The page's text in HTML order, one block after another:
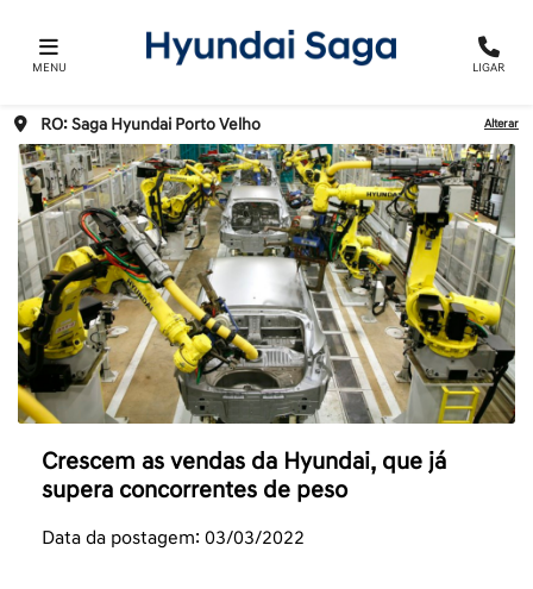
MENU LIGAR
RO: Saga Hyundai Porto Velho Alterar
Crescem as vendas da Hyundai, que já
supera concorrentes de peso
Data da postagem: 03/03/2022